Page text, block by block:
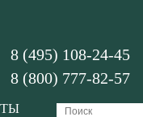
8 (495) 108-24-45
8 (800) 777-82-57